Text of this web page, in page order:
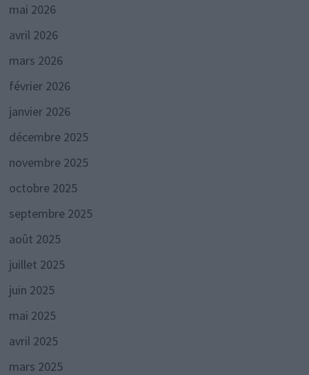
mai 2026
avril 2026
mars 2026
février 2026
janvier 2026
décembre 2025
novembre 2025
octobre 2025
septembre 2025
août 2025
juillet 2025
juin 2025
mai 2025
avril 2025
mars 2025